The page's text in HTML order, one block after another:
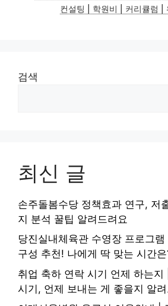
컨설팅 | 학원비 | 커리큘럼 |
검색
최신 글
손주돌봄수당 정책효과 연구, 저
지 분석 꿀팁 알려드려요
당진실내체육관 수영장 프로그
구성 추천! 나에게 딱 맞는 시간은
취업 축하 연락 시기 언제 하는
시기, 언제 보내는 게 좋을지 알